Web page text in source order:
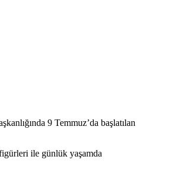
9 Temmuz’da başlatılan
ile günlük yaşamda